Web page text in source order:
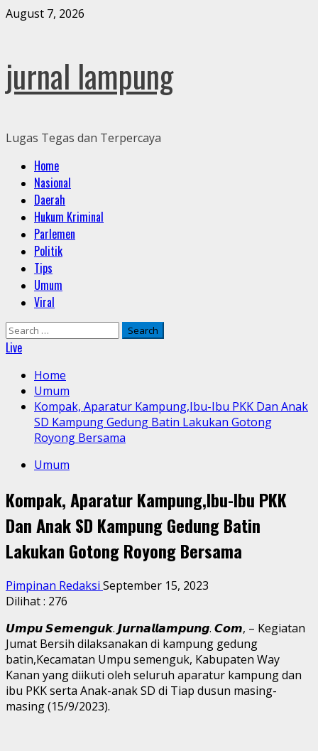
Skip
August 7, 2026
jurnal lampung
Lugas Tegas dan Terpercaya
Primary
Menu
Home
Nasional
Daerah
Hukum Kriminal
Parlemen
Politik
Tips
Umum
Viral
Search
for:
Live
Home
Umum
Kompak, Aparatur Kampung,Ibu-Ibu PKK Dan Anak
SD Kampung Gedung Batin Lakukan Gotong
Royong Bersama
Umum
Kompak, Aparatur Kampung,Ibu-Ibu PKK
Dan Anak SD Kampung Gedung Batin
Lakukan Gotong Royong Bersama
Pimpinan Redaksi September 15, 2023
Dilihat : 276
𝙐𝙢𝙥𝙪 𝙎𝙚𝙢𝙚𝙣𝙜𝙪𝙠. 𝙅𝙪𝙧𝙣𝙖𝙡𝙡𝙖𝙢𝙥𝙪𝙣𝙜. 𝘾𝙤𝙢, – Kegiatan
Jumat Bersih dilaksanakan di kampung gedung
batin,Kecamatan Umpu semenguk, Kabupaten Way
Kanan yang diikuti oleh seluruh aparatur kampung dan
ibu PKK serta Anak-anak SD di Tiap dusun masing-
masing (15/9/2023).